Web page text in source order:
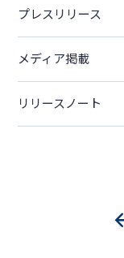
プレスリリース
メディア掲載
リリースノート